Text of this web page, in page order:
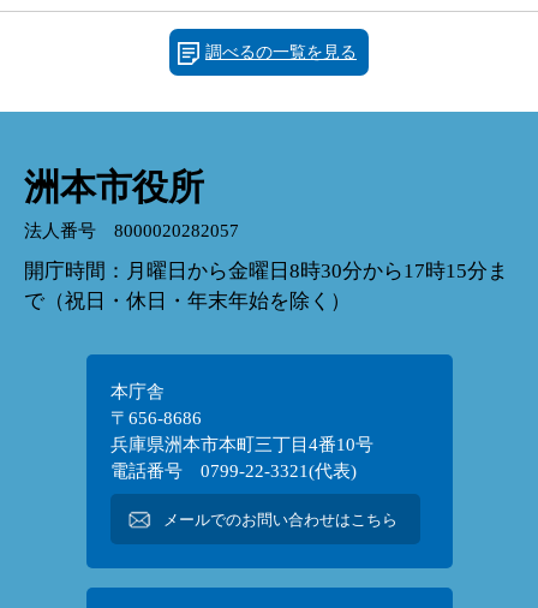
調べるの一覧を見る
洲本市役所
法人番号 8000020282057
開庁時間：月曜日から金曜日8時30分から17時15分ま
で（祝日・休日・年末年始を除く）
本庁舎
〒656-8686
兵庫県洲本市本町三丁目4番10号
電話番号 0799-22-3321(代表)
メールでのお問い合わせはこちら